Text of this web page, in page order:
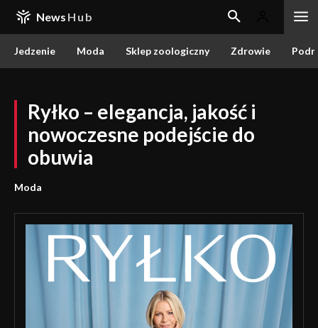
News Hub
Jedzenie Moda Sklep zoologiczny Zdrowie
Ryłko – elegancja, jakość i
nowoczesne podejście do
obuwia
Moda